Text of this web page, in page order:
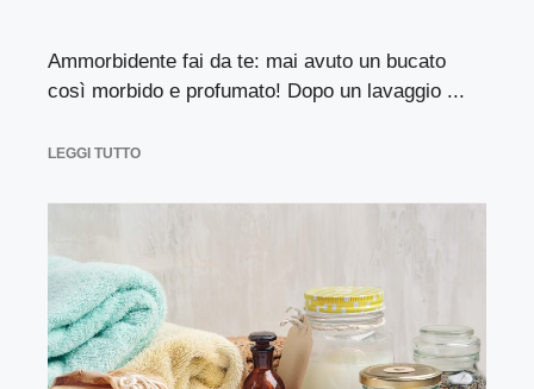
Ammorbidente fai da te: mai avuto un bucato
così morbido e profumato! Dopo un lavaggio ...
LEGGI TUTTO